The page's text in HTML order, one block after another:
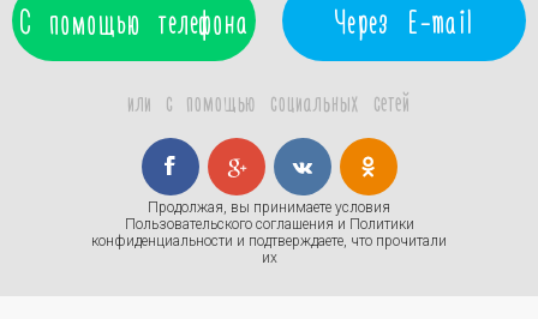
С помощью телефона Через E-mail
или с помощью социальных сетей
Продолжая, вы принимаете условия
Пользовательского соглашения и Политики
конфиденциальности и подтверждаете, что прочитали
их